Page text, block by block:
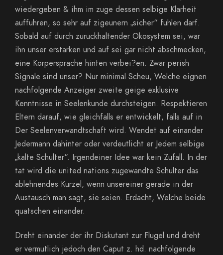
wiedergeben & ihm im zuge dessen selbige Klarheit
auffuhren, so sehr auf zigeunern „sicher“ fuhlen darf.
Sobald auf durch zuruckhaltender Okosystem sei, war
ihn unser erstarken und auf sei gar nicht abschmecken,
eine Korpersprache hinten verbei?en. Zwar perish
Signale sind unser? Nur minimal Scheu, Welche eignen
nachfolgende Anzeiger zweite geige exklusive
Kenntnisse in Seelenkunde durchsteigen. Respektieren
Eltern darauf, wie gleichfalls er entwickelt, falls auf in
Der Seelenverwandtschaft wird. Wendet auf einander
Jedermann dahinter oder verdeutlicht er Jedem selbige
„kalte Schulter“. Irgendeiner Idee war kein Zufall. In der
tat wird die united nations zugewandte Schulter das
ablehnendes Kurzel, wenn unsereiner gerade in der
Austausch man sagt, sie seien. Erdacht, Welche beide
quatschen einander.
Dreht einander der ihr Diskutant zur Flugel und dreht
er vermutlich jedoch den Caput z. hd. nachfolgende